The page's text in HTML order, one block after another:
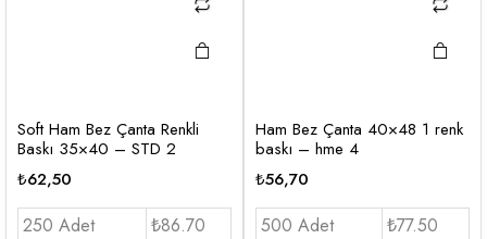
Soft Ham Bez Çanta Renkli
Baskı 35×40 – STD 2
₺62,50
250 Adet
₺86.70
Ham Bez Çanta 40×48 1 renk
baskı – hme 4
₺56,70
500 Adet
₺77.50